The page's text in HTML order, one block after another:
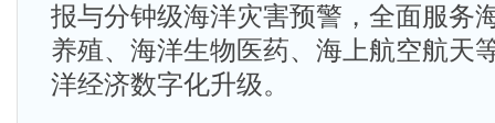
报与分钟级海洋灾害预警，全面服务
养殖、海洋生物医药、海上航空航天
洋经济数字化升级。